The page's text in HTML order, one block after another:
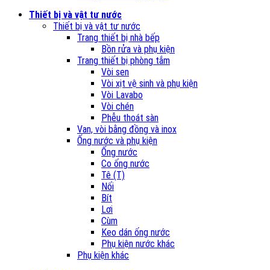
Thiết bị và vật tư nước
Thiết bị và vật tư nước
Trang thiết bị nhà bếp
Bồn rửa và phụ kiện
Trang thiết bị phòng tắm
Vòi sen
Vòi xịt vệ sinh và phụ kiện
Vòi Lavabo
Vòi chén
Phễu thoát sàn
Van, vòi bằng đồng và inox
Ống nước và phụ kiện
Ống nước
Co ống nước
Tê (T)
Nối
Bít
Lơi
Cùm
Keo dán ống nước
Phụ kiện nước khác
Phụ kiện khác